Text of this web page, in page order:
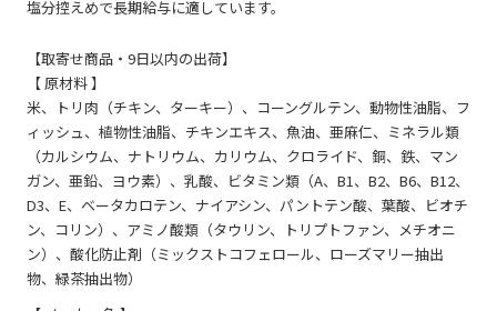
塩分控えめで長期給与に適しています。
【取寄せ商品・9日以内の出荷】
【 原材料 】
米、トリ肉（チキン、ターキー）、コーングルテン、動物性油脂、フ
ィッシュ、植物性油脂、チキンエキス、魚油、亜麻仁、ミネラル類
（カルシウム、ナトリウム、カリウム、クロライド、銅、鉄、マン
ガン、亜鉛、ヨウ素）、乳酸、ビタミン類（A、B1、B2、B6、B12、
D3、E、ベータカロテン、ナイアシン、パントテン酸、葉酸、ビオチ
ン、コリン）、アミノ酸類（タウリン、トリプトファン、メチオニ
ン）、酸化防止剤（ミックストコフェロール、ローズマリー抽出
物、緑茶抽出物）